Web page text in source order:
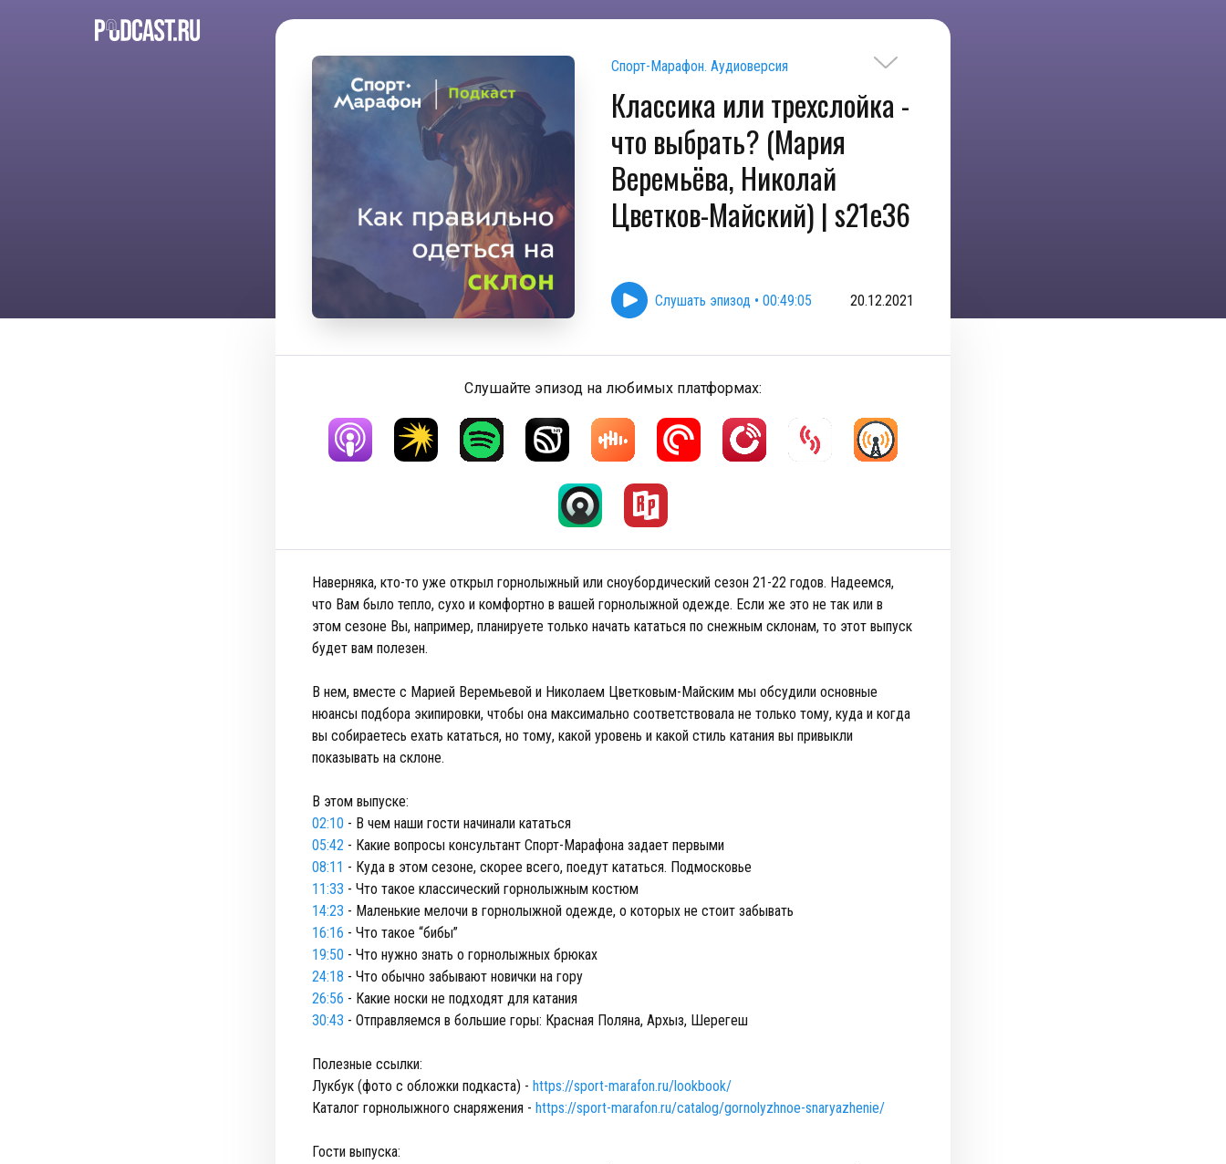
Спорт-Марафон. Аудиоверсия
Классика или трехслойка -
что выбрать? (Мария
Веремьёва, Николай
Цветков-Майский) | s21e36
Слушать эпизод • 00:49:05 20.12.2021
Слушайте эпизод на любимых платформах:
Наверняка, кто-то уже открыл горнолыжный или сноубордический сезон 21-22 годов. Надеемся,
что Вам было тепло, сухо и комфортно в вашей горнолыжной одежде. Если же это не так или в
этом сезоне Вы, например, планируете только начать кататься по снежным склонам, то этот выпуск
будет вам полезен.
В нем, вместе с Марией Веремьевой и Николаем Цветковым-Майским мы обсудили основные
нюансы подбора экипировки, чтобы она максимально соответствовала не только тому, куда и когда
вы собираетесь ехать кататься, но тому, какой уровень и какой стиль катания вы привыкли
показывать на склоне.
В этом выпуске:
02:10 - В чем наши гости начинали кататься
05:42 - Какие вопросы консультант Спорт-Марафона задает первыми
08:11 - Куда в этом сезоне, скорее всего, поедут кататься. Подмосковье
11:33 - Что такое классический горнолыжным костюм
14:23 - Маленькие мелочи в горнолыжной одежде, о которых не стоит забывать
16:16 - Что такое “бибы”
19:50 - Что нужно знать о горнолыжных брюках
24:18 - Что обычно забывают новички на гору
26:56 - Какие носки не подходят для катания
30:43 - Отправляемся в большие горы: Красная Поляна, Архыз, Шерегеш
Полезные ссылки:
Лукбук (фото с обложки подкаста) - https://sport-marafon.ru/lookbook/
Каталог горнолыжного снаряжения - https://sport-marafon.ru/catalog/gornolyzhnoe-snaryazhenie/
Гости выпуска: